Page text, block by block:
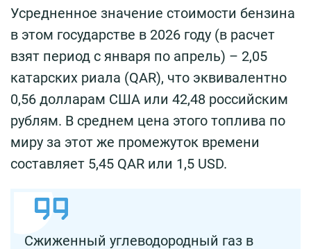
Усредненное значение стоимости бензина
в этом государстве в 2026 году (в расчет
взят период с января по апрель) – 2,05
катарских риала (QAR), что эквивалентно
0,56 долларам США или 42,48 российским
рублям. В среднем цена этого топлива по
миру за этот же промежуток времени
составляет 5,45 QAR или 1,5 USD.
Сжиженный углеводородный газ в